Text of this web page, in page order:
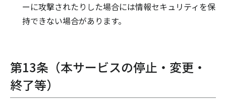
ーに攻撃されたりした場合には情報セキュリティを保
持できない場合があります。
第13条（本サービスの停止・変更・
終了等）